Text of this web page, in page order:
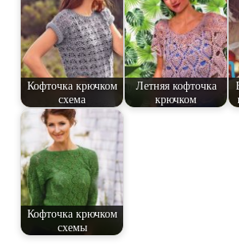
Кофточка крючком
схема
Летняя кофточка
крючком
Кофточка крючком
схемы